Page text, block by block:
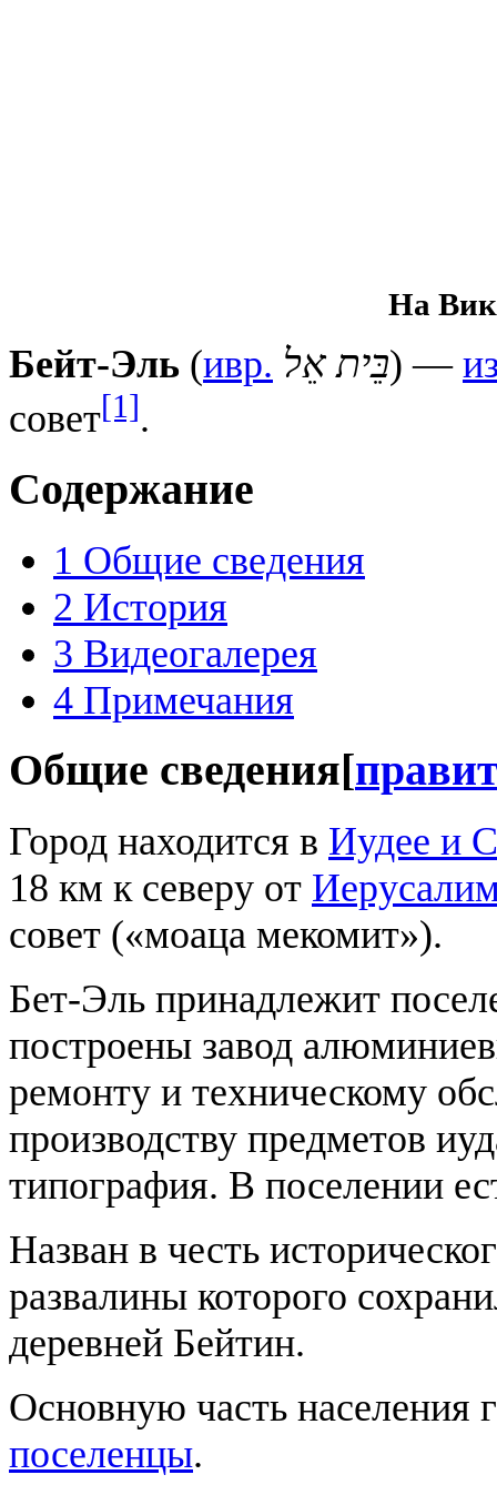
На
Бейт-Эль (ивр. בֵּית אֵל) —
совет[1].
Содержание
1 Общие сведения
2 История
3 Видеогалерея
4 Примечания
Общие сведения [
Город находится в Иудее и
18 км к северу от
совет («моаца мекомит»).
Бет-Эль принадлежит
построены завод
ремонту и техническому
производству предметов
типография. В поселении
Назван в честь
развалины которого
деревней Бейтин.
Основную часть населения
поселенцы.